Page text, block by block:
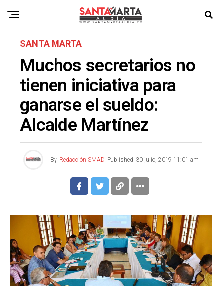
SANTA MARTA
Muchos secretarios no
tienen iniciativa para
ganarse el sueldo:
Alcalde Martínez
By Redacción SMAD Published 30 julio, 2019 11:01 am